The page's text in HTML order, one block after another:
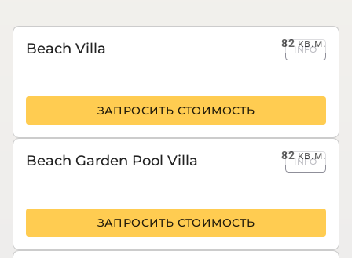
82кв.м.
Beach Villa INFO
ЗАПРОСИТЬ СТОИМОСТЬ
82кв.м.
Beach Garden Pool Villa INFO
ЗАПРОСИТЬ СТОИМОСТЬ